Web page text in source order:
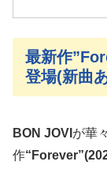
最新作
登場(新曲
BON JOVI が華
作